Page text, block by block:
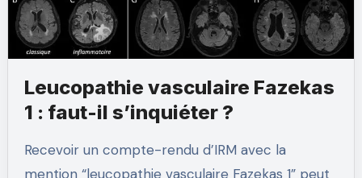
Leucopathie vasculaire Fazekas
1 : faut-il s’inquiéter ?
Recevoir un compte-rendu d’IRM avec la
mention “leucopathie vasculaire Fazekas 1” peut